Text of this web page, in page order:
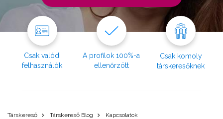
Csak valódi
felhasználók
A profilok 100%-a
ellenőrzött
Csak komoly
társkeresőknek
Társkereső Társkereső Blog
Kapcsolatok